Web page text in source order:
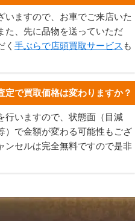
いますので、お車でご来店いた
た、先に品物を送っていただ
く 手ぶらで店頭買取サービス も
定で買取価格は変わりますか？
行いますので、状態面（目減
）で金額が変わる可能性もござ
ンセルは完全無料ですので是非